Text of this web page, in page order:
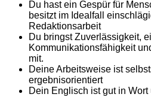
Du hast ein Gespür für
besitzt im Idealfall
Redaktionsarbeit
Du bringst Zuverlässigkeit,
Kommunikationsfähigkeit
mit.
Deine Arbeitsweise ist
ergebnisorientiert
Dein Englisch ist gut in Wort